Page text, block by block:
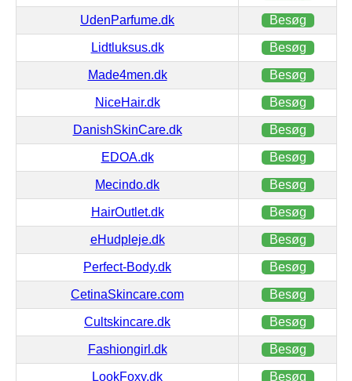
UdenParfume.dk Besøg
Lidtluksus.dk Besøg
Made4men.dk Besøg
NiceHair.dk Besøg
DanishSkinCare.dk Besøg
EDOA.dk Besøg
Mecindo.dk Besøg
HairOutlet.dk Besøg
eHudpleje.dk Besøg
Perfect-Body.dk Besøg
CetinaSkincare.com Besøg
Cultskincare.dk Besøg
Fashiongirl.dk Besøg
LookFoxy.dk Besøg